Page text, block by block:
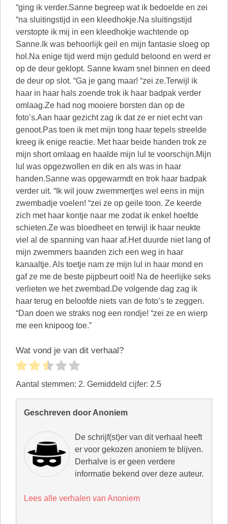
“ging ik verder.Sanne begreep wat ik bedoelde en zei
“na sluitingstijd in een kleedhokje.Na sluitingstijd
verstopte ik mij in een kleedhokje wachtende op
Sanne.Ik was behoorlijk geil en mijn fantasie sloeg op
hol.Na enige tijd werd mijn geduld beloond en werd er
op de deur geklopt. Sanne kwam snel binnen en deed
de deur op slot. “Ga je gang maar! “zei ze.Terwijl ik
haar in haar hals zoende trok ik haar badpak verder
omlaag.Ze had nog mooiere borsten dan op de
foto’s.Aan haar gezicht zag ik dat ze er niet echt van
genoot.Pas toen ik met mijn tong haar tepels streelde
kreeg ik enige reactie. Met haar beide handen trok ze
mijn short omlaag en haalde mijn lul te voorschijn.Mijn
lul was opgezwollen en dik en als was in haar
handen.Sanne was opgewarmdt en trok haar badpak
verder uit. “Ik wil jouw zwemmertjes wel eens in mijn
zwembadje voelen! “zei ze op geile toon. Ze keerde
zich met haar kontje naar me zodat ik enkel hoefde
schieten.Ze was bloedheet en terwijl ik haar neukte
viel al de spanning van haar af.Het duurde niet lang of
mijn zwemmers baanden zich een weg in haar
kanaaltje. Als toetje nam ze mijn lul in haar mond en
gaf ze me de beste pijpbeurt ooit! Na de heerlijke seks
verlieten we het zwembad.De volgende dag zag ik
haar terug en beloofde niets van de foto’s te zeggen.
“Dan doen we straks nog een rondje! “zei ze en wierp
me een knipoog toe.”
Wat vond je van dit verhaal?
Aantal stemmen: 2. Gemiddeld cijfer: 2.5
Geschreven door Anoniem
De schrijf(st)er van dit verhaal heeft
er voor gekozen anoniem te blijven.
Derhalve is er geen verdere
informatie bekend over deze auteur.
Lees alle verhalen van Anoniem